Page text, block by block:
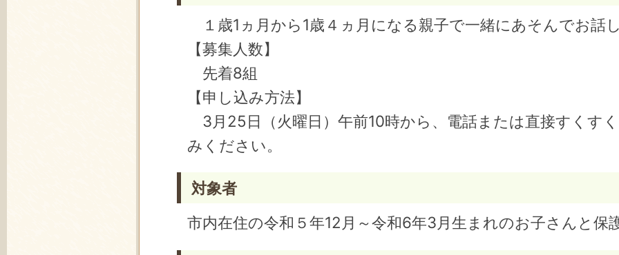
１歳1ヵ月から1歳４ヵ月になる親子で一緒にあそんでお話
【募集人数】
先着8組
【申し込み方法】
3月25日（火曜日）午前10時から、電話または直接すくす
みください。
対象者
市内在住の令和５年12月～令和6年3月生まれのお子さんと保